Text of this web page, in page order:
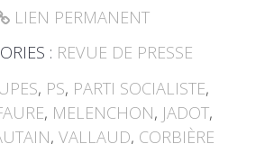
LIEN PERMANENT
: REVUE DE PRESSE
, PS, PARTI SOCIALISTE,
, MELENCHON, JADOT,
,VALLAUD, CORBIÈRE